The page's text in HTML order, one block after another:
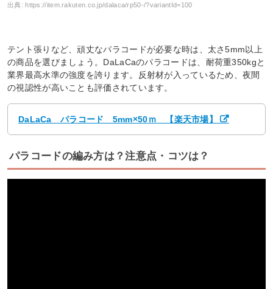
出典: https://item.rakuten.co.jp/dalaca/rp50-/?variantId=100
テント張りなど、頑丈なパラコードが必要な時は、太さ5mm以上
の商品を選びましょう。DaLaCaのパラコードは、耐荷重350kgと
業界最高水準の強度を誇ります。反射材が入っているため、夜間
の視認性が高いことも評価されています。
DaLaCa パラコード 5mm×50ｍ 【楽天市場】
パラコードの編み方は？注意点・コツは？